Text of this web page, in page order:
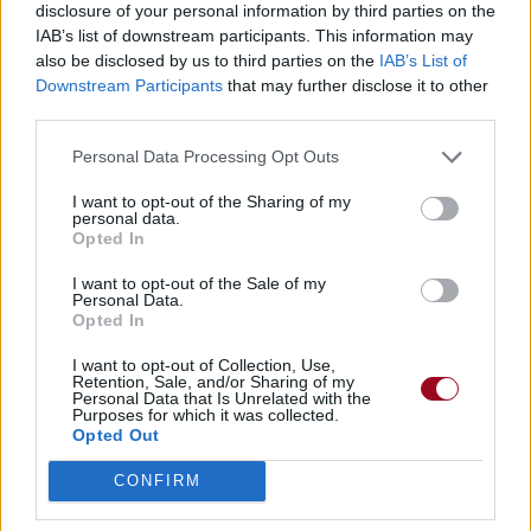
disclosure of your personal information by third parties on the
IAB’s list of downstream participants. This information may
also be disclosed by us to third parties on the IAB’s List of
Downstream Participants that may further disclose it to other
Personal Data Processing Opt Outs
I want to opt-out of the Sharing of my
personal data.
Opted In
I want to opt-out of the Sale of my
Personal Data.
Opted In
I want to opt-out of Collection, Use,
Retention, Sale, and/or Sharing of my
Personal Data that Is Unrelated with the
Purposes for which it was collected.
Opted Out
CONFIRM